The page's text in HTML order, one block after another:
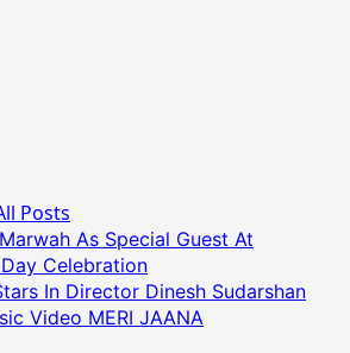
Posts
As Special Guest At
Celebration
In Director Dinesh Sudarshan
Video MERI JAANA